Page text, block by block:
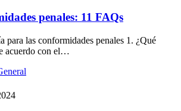
penales: 11 FAQs
para las conformidades penales 1. ¿Qué
acuerdo con el…